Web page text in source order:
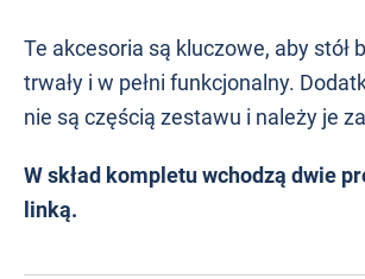
Te akcesoria są kluczowe, aby stół
trwały i w pełni funkcjonalny.
nie są częścią zestawu i należy je
W skład kompletu wchodzą dwie
linką.